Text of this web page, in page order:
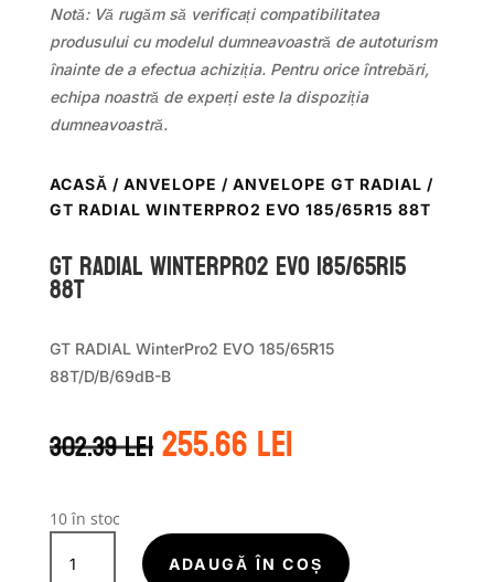
Notă: Vă rugăm să verificați compatibilitatea
produsului cu modelul dumneavoastră de autoturism
înainte de a efectua achiziția. Pentru orice întrebări,
echipa noastră de experți este la dispoziția
dumneavoastră.
ACASĂ / ANVELOPE / ANVELOPE GT RADIAL /
GT RADIAL WINTERPRO2 EVO 185/65R15 88T
GT Radial WINTERPRO2 EVO 185/65R15
88T
GT RADIAL WinterPro2 EVO 185/65R15
88T/D/B/69dB-B
302.39leiPrețul
inițial
302.39 lei.
255.66leiPrețul
curent
10 în stoc
Cantitate
ADAUGĂ ÎN COȘ